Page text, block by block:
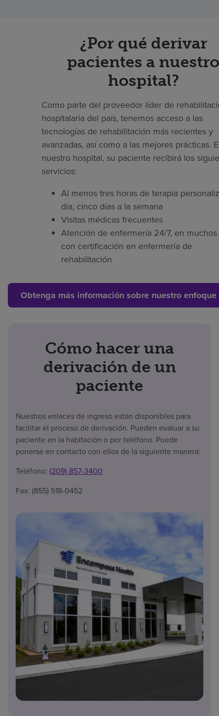
¿Por qué derivar
pacientes a nuestro
hospital?
Como parte del proveedor líder de
hospitalaria del país, tenemos acceso a las
tecnologías de rehabilitación más recientes y
avanzadas, así como a las mejores prácticas.
nuestro hospital, su paciente recibirá los
servicios:
Al menos tres horas de terapia
día, cinco días a la semana
Visitas médicas frecuentes
Atención de enfermería 24/7, en muchos
con certificación en enfermería de
rehabilitación
Obtenga más información sobre nuestro
Cómo hacer una
derivación de un
paciente
Nuestros enlaces de ingreso están disponibles para
facilitar el proceso de derivación. Pueden evaluar a su
paciente en la habitación o por teléfono. Puede
ponerse en contacto con ellos de la siguiente manera:
Teléfono: (209) 857-3400
Fax: (855) 518-0452